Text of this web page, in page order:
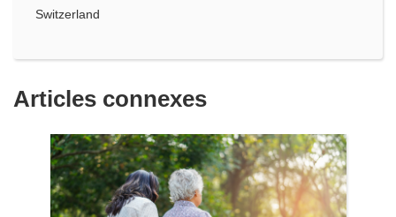
Switzerland
Articles connexes